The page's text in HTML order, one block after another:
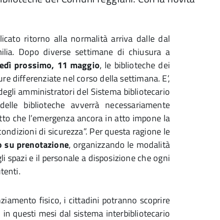
ritorno alla normalità arriva dalle dal
Dopo diverse settimane di chiusura a
prossimo, 11 maggio, le biblioteche dei
differenziate nel corso della settimana. E’,
amministratori del Sistema bibliotecario
biblioteche avverrà necessariamente
che l’emergenza ancora in atto impone la
di sicurezza”. Per questa ragione le
prenotazione, organizzando le modalità
spazi e il personale a disposizione che ogni
fisico, i cittadini potranno scoprire
questi mesi dal sistema interbibliotecario